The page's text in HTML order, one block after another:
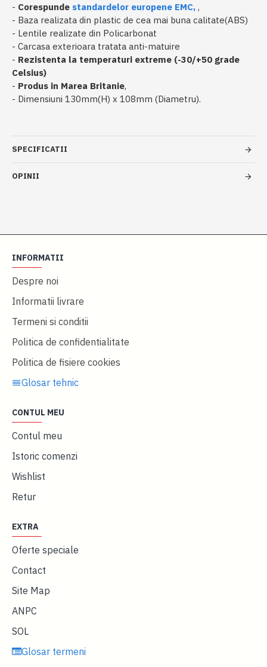
- Corespunde standardelor europene EMC, ,
- Baza realizata din plastic de cea mai buna calitate(ABS)
- Lentile realizate din Policarbonat
- Carcasa exterioara tratata anti-matuire
- Rezistenta la temperaturi extreme (-30/+50 grade
Celsius)
- Produs in Marea Britanie,
- Dimensiuni 130mm(H) x 108mm (Diametru).
SPECIFICATII
OPINII
INFORMATII
Despre noi
Informatii livrare
Termeni si conditii
Politica de confidentialitate
Politica de fisiere cookies
Glosar tehnic
CONTUL MEU
Contul meu
Istoric comenzi
Wishlist
Retur
EXTRA
Oferte speciale
Contact
Site Map
ANPC
SOL
Glosar termeni